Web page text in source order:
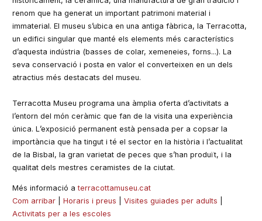
renom que ha generat un important patrimoni material i
immaterial. El museu s’ubica en una antiga fàbrica, la Terracotta,
un edifici singular que manté els elements més característics
d’aquesta indústria (basses de colar, xemeneies, forns...). La
seva conservació i posta en valor el converteixen en un dels
atractius més destacats del museu.
Terracotta Museu programa una àmplia oferta d’activitats a
l’entorn del món ceràmic que fan de la visita una experiència
única. L’exposició permanent està pensada per a copsar la
importància que ha tingut i té el sector en la història i l’actualitat
de la Bisbal, la gran varietat de peces que s’han produït, i la
qualitat dels mestres ceramistes de la ciutat.
Més informació aterracottamuseu.cat
Com arribar| Horaris i preus Visites guiades per adults
Activitats per a les escoles